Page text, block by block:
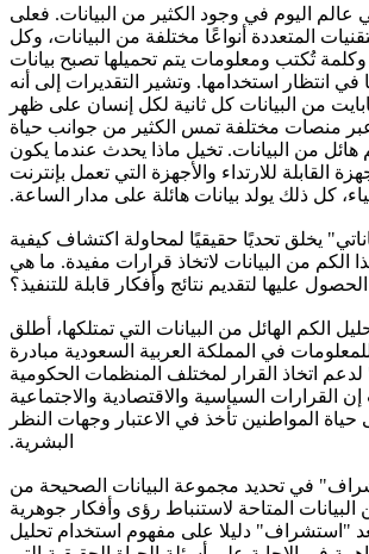
اليوم في وجود الكثير من البيانات. فعلى
المتعددة أنواعًا مختلفة من البيانات، وكل
وكلمة تُكتب ومعلومات يتم تحميلها تصبح بيانات
في انتظار استخدامها. وتشير التقديرات إلى أنه
2 ميغابايت من البيانات كل ثانية لكل إنسان على ظهر
منصات مختلفة تمس الكثير من جوانب حياة
هائل من البيانات. تخيل ماذا يحدث عندما يكون
القابلة للارتداء والأجهزة التي تعمل بإنترنت
كل ذلك يولد بيانات هائلة على مدار الساعة.
يخلق تحديًا حقيقيًا لمحاولة اكتشاف كيفية
الكم من البيانات لاتخاذ قرارات مفيدة. ما هي
عليها لتقديم نتائج وأفكار قابلة للتنفيذ؟
الكم الهائل من البيانات التي تمتلكها، أطلق
في المملكة العربية السعودية مبادرة
اتخاذ القرار لمختلف المنظمات الحكومية
القرارات السياسية والاقتصادية والاجتماعية
حياة المواطنين تأخذ في الاعتبار وجهات النظر
البشرية.
في تحديد مجموعة البيانات الصحيحة من
المتاحة لاستنباط رؤى وأفكار جوهرية
"استشراف" دليلا على مفهوم استخدام تحليل